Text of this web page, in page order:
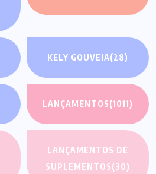
KELY GOUVEIA(28)
LANÇAMENTOS(1011)
LANÇAMENTOS DE
SUPLEMENTOS(30)